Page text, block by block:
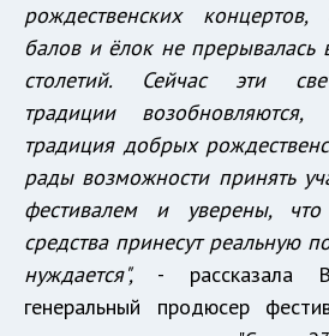
рождественских концертов,
балов и ёлок не прерывалась
столетий. Сейчас эти
традиции
традиция добрых
рады возможности принять
фестивалем и уверены,
средства принесут реальную
нуждается",- рассказала
генеральный продюсер